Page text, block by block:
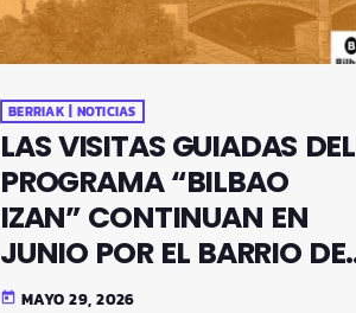
BERRIAK | NOTICIAS
LAS VISITAS GUIADAS DEL
PROGRAMA “BILBAO
IZAN” CONTINUAN EN
JUNIO POR EL BARRIO DE
SANTUTXU
today MAYO 29, 2026